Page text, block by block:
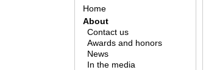
Home
About
Contact us
Awards and honors
News
In the media